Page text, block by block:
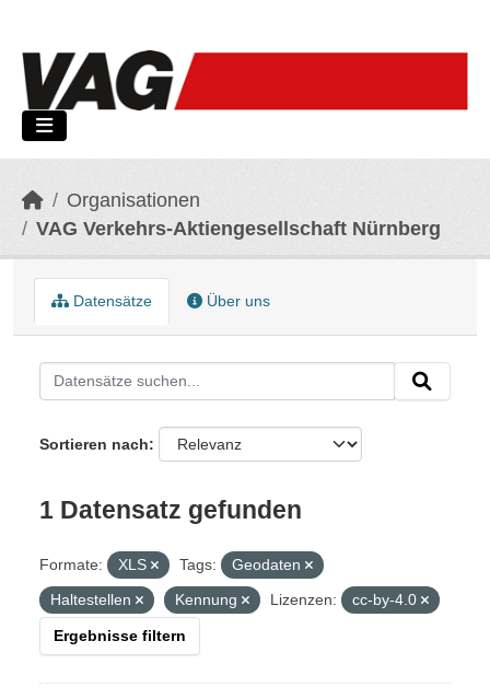
Organisationen
VAG Verkehrs-Aktiengesellschaft Nürnberg
Datensätze Über uns
Sortieren nach
1 Datensatz gefunden
Formate: XLS Tags:
Geodaten
Haltestellen
Kennung Lizenzen: cc-by-4.0
Ergebnisse filtern